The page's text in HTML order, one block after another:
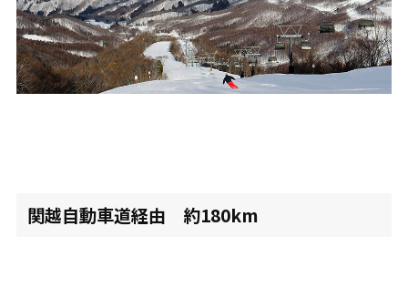
関越自動車道経由 約180km